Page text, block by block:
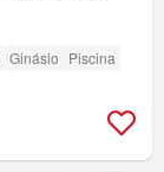
Ginásio Piscina